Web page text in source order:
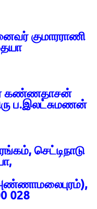
குமாரராணி
கண்ணதாசன்
ப.இலட்சுமணன்
செட்டிநாடு
028